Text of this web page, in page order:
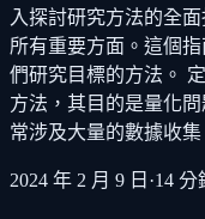
入探討研究方法的全
所有重要方面。這個
們研究目標的方法。
方法，其目的是量化
常涉及大量的數據收
2024 年 2 月 9 日 ·14 分